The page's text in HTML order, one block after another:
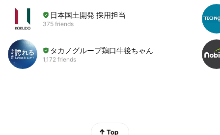
日本国土開発 採用担当
375 friends
タカノグループ鶏口牛後ちゃん
1,172 friends
Top